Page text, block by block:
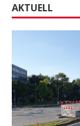
AKTUELL